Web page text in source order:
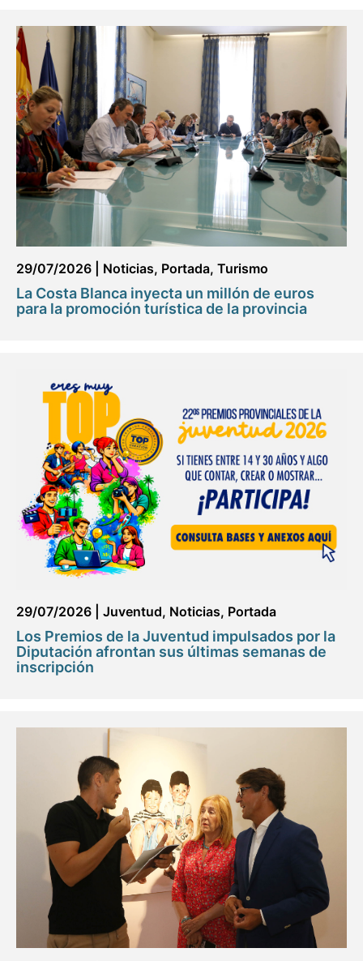
29/07/2026 Noticias, Portada, Turismo
La Costa Blanca inyecta un millón de euros
para la promoción turística de la provincia
29/07/2026 Juventud, Noticias, Portada
Los Premios de la Juventud impulsados por la
Diputación afrontan sus últimas semanas de
inscripción